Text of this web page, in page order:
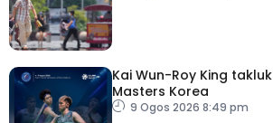
Kai Wun-Roy King takluk
Masters Korea
9 Ogos 2026 8:49 pm